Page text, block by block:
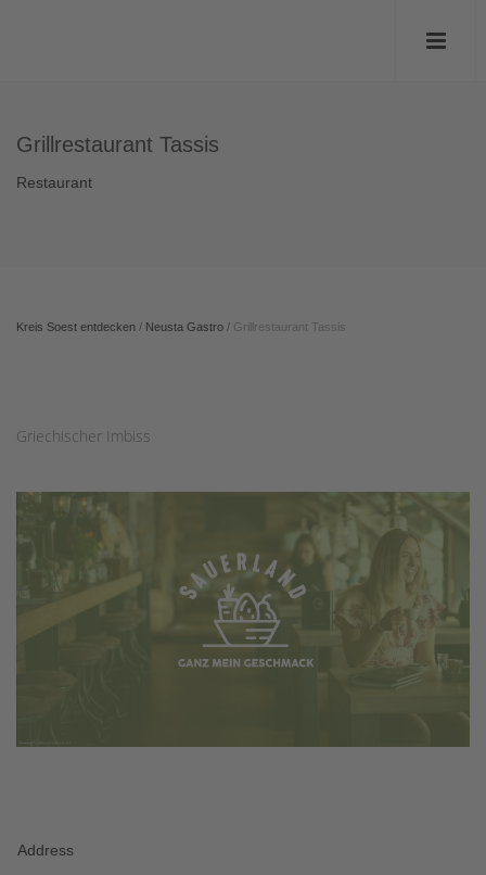
Grillrestaurant Tassis
Restaurant
Kreis Soest entdecken / Neusta Gastro / Grillrestaurant Tassis
Griechischer Imbiss
Address